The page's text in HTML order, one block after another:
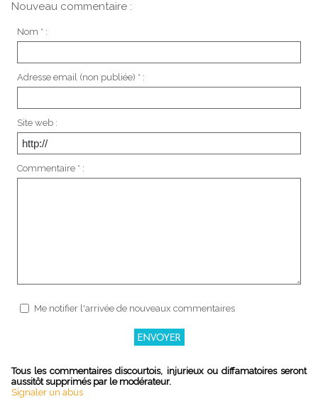
Nouveau commentaire :
Nom * :
Adresse email (non publiée) * :
Site web :
Commentaire * :
Me notifier l'arrivée de nouveaux commentaires
Tous les commentaires discourtois, injurieux ou diffamatoires seront
aussitôt supprimés par le modérateur.
Signaler un abus